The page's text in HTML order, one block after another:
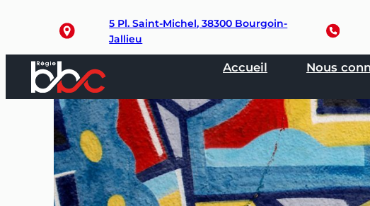
contenu
5 Pl. Saint-Michel, 38300 Bourgoin-
Jallieu
Accueil Nous